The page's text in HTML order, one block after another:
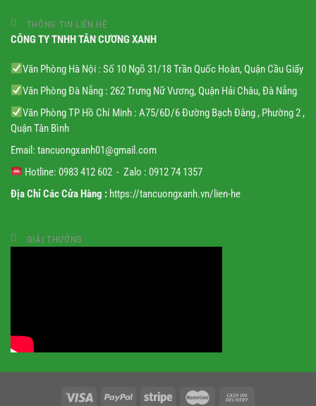
THÔNG TIN LIÊN HỆ
CÔNG TY TNHH TÂN CƯƠNG XANH
Văn Phòng Hà Nội : Số 10 Ngõ 31/18 Trần Quốc Hoàn, Quận Cầu Giấy
Văn Phòng Đà Nẵng : 262 Trưng Nữ Vương, Quận Hải Châu, Đà Nẵng
Văn Phòng TP Hồ Chí Minh : A75/6D/6 Đường Bạch Đằng , Phường 2 ,
Quận Tân Bình
Email: tancuongxanh01@gmail.com
Hotline: 0983 412 602 - Zalo : 0912 74 1357
Địa Chỉ Các Cửa Hàng : https://tancuongxanh.vn/lien-he
GIẢI THƯỞNG